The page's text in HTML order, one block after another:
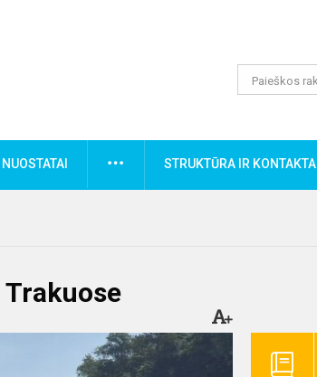
NUOSTATAI STRUKTŪRA IR KONTAKTAI